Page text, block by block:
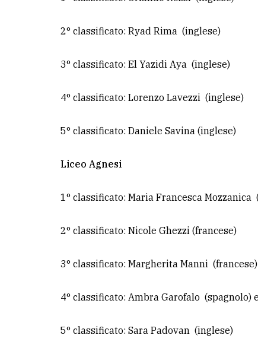
2° classificato: Ryad Rima (inglese)
3° classificato: El Yazidi Aya (inglese)
4° classificato: Lorenzo Lavezzi (inglese)
5° classificato: Daniele Savina (inglese)
Liceo Agnesi
1° classificato: Maria Francesca Mozzanica
2° classificato: Nicole Ghezzi (francese)
3° classificato: Margherita Manni (francese)
4° classificato: Ambra Garofalo (spagnolo)
5° classificato: Sara Padovan (inglese)